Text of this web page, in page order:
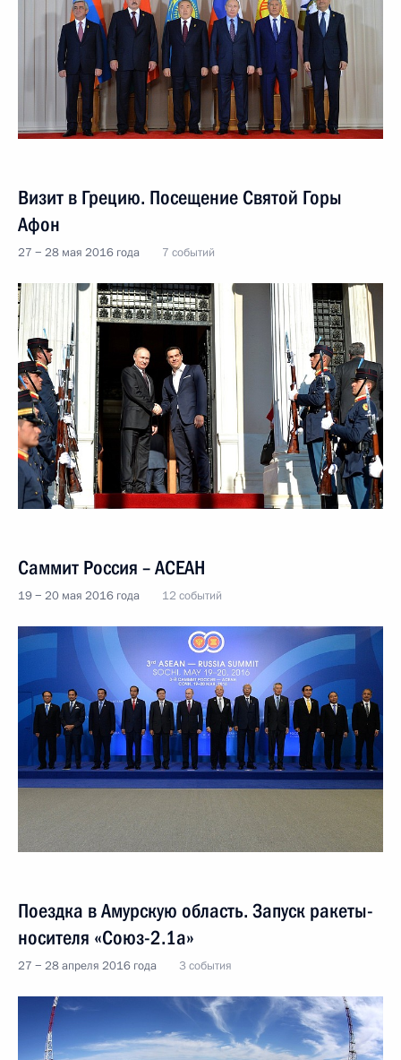
Визит в Грецию. Посещение Святой Горы
Афон
27 − 28 мая 2016 года 7 событий
Саммит Россия – АСЕАН
19 − 20 мая 2016 года 12 событий
Поездка в Амурскую область. Запуск ракеты-
носителя «Союз-2.1а»
27 − 28 апреля 2016 года 3 события